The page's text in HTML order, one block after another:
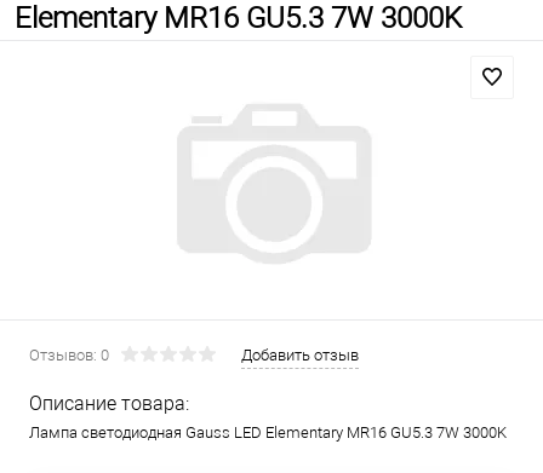
Elementary MR16 GU5.3 7W 3000K
Отзывов: 0 Добавить отзыв
Описание товара:
Лампа светодиодная Gauss LED Elementary MR16 GU5.3 7W 3000K